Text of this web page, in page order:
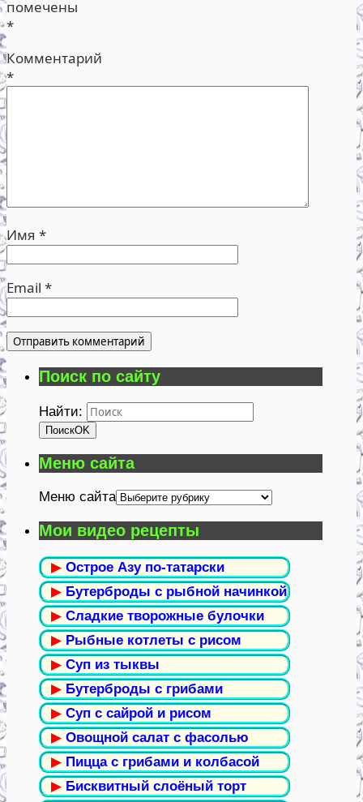
помечены
*
Комментарий
*
Имя *
Email *
Поиск по сайту
Найти:
ПоискOK
Меню сайта
Меню сайта
Мои видео рецепты
▶ Острое Азу по-татарски
▶ Бутерброды с рыбной начинкой
▶ Сладкие творожные булочки
▶ Рыбные котлеты с рисом
▶ Суп из тыквы
▶ Бутерброды с грибами
▶ Суп с сайрой и рисом
▶ Овощной салат с фасолью
▶ Пицца с грибами и колбасой
▶ Бисквитный слоёный торт